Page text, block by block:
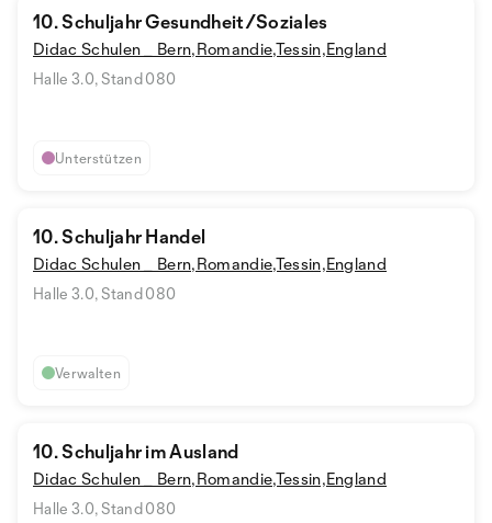
10. Schuljahr Gesundheit/Soziales
Didac Schulen _ Bern,Romandie,Tessin,England
Halle 3.0, Stand 080
Unterstützen
10. Schuljahr Handel
Didac Schulen _ Bern,Romandie,Tessin,England
Halle 3.0, Stand 080
Verwalten
10. Schuljahr im Ausland
Didac Schulen _ Bern,Romandie,Tessin,England
Halle 3.0, Stand 080